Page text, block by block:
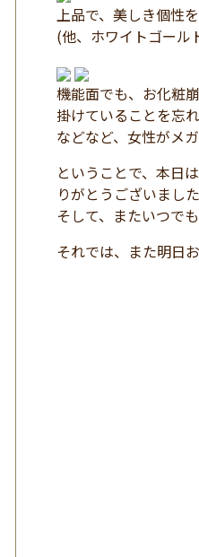
上品で、美しき個性
(他、ホワイトゴール
機能面でも、お化粧
掛けていることを忘
などなど、女性がメ
ということで、本日
りがとうございまし
そして、またいつで
それでは、また明日